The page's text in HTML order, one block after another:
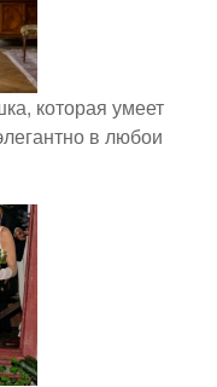
которая умеет
в любои